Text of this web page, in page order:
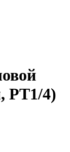
PT1/4)